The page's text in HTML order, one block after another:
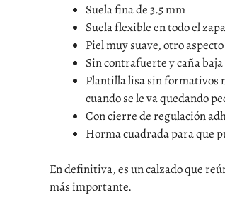
Suela fina de 3.5 mm
Suela flexible en todo el
Piel muy suave, otro
Sin contrafuerte y caña
Plantilla lisa sin formativos
cuando se le va quedando
Con cierre de regulación
Horma cuadrada para que
En definitiva, es un calzado que
más importante.